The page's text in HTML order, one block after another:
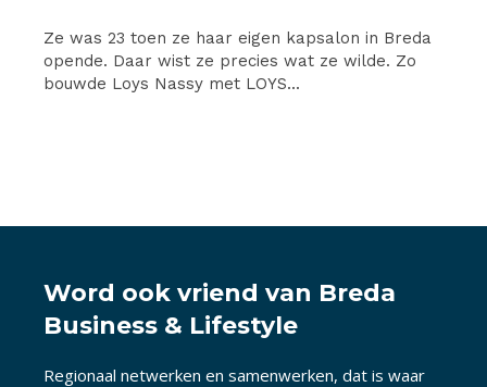
Ze was 23 toen ze haar eigen kapsalon in Breda
opende. Daar wist ze precies wat ze wilde. Zo
bouwde Loys Nassy met LOYS...
Word ook vriend van Breda
Business & Lifestyle
Regionaal netwerken en samenwerken, dat is waar